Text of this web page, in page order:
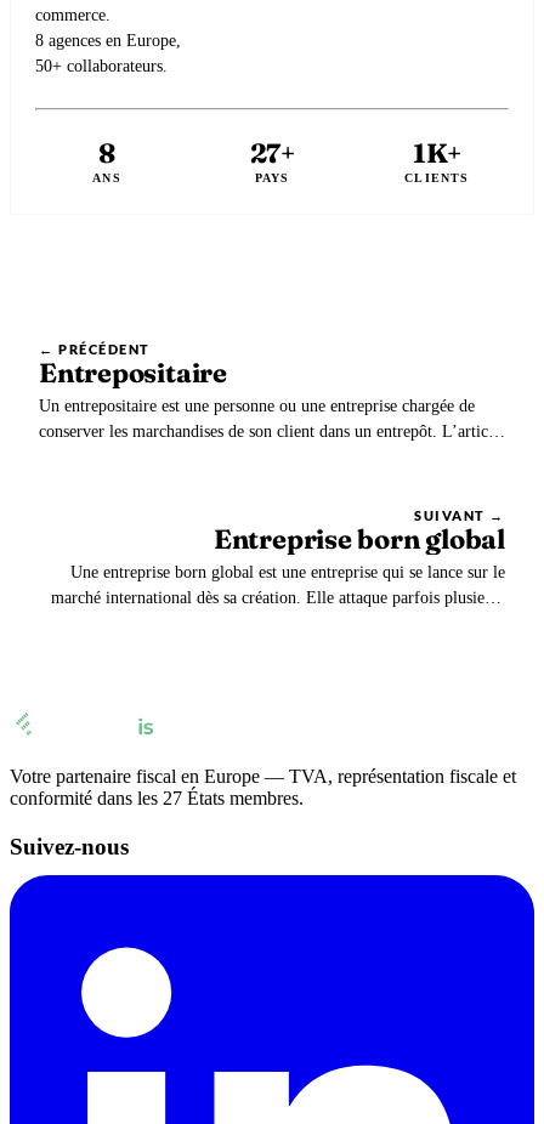
commerce.
8 agences en Europe,
50+ collaborateurs.
8
ANS
27+
PAYS
1K+
CLIENTS
← PRÉCÉDENT
Entrepositaire
Un entrepositaire est une personne ou une entreprise chargée de
conserver les marchandises de son client dans un entrepôt. L’article
SUIVANT →
Entreprise born global
Une entreprise born global est une entreprise qui se lance sur le
marché international dès sa création. Elle attaque parfois plusieurs
Votre partenaire fiscal en Europe — TVA, représentation fiscale et
conformité dans les 27 États membres.
Suivez-nous